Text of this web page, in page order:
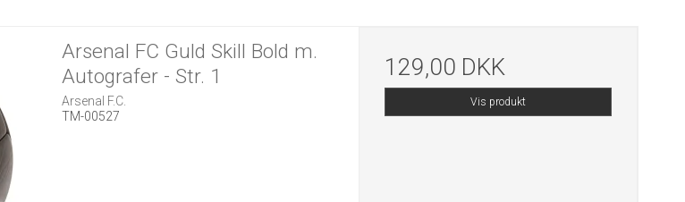
Arsenal FC Guld Skill Bold m.
Autografer - Str. 1
Arsenal F.C.
TM-00527
129,00 DKK
Vis produkt